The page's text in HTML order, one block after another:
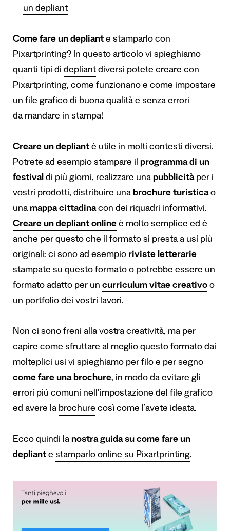
un depliant
Come fare un depliant e stamparlo con
Pixartprinting? In questo articolo vi spieghiamo
quanti tipi di depliantdiversi potete creare con
Pixartprinting, come funzionano e come impostare
un file grafico di buona qualità e senza errori
da mandare in stampa!
Creare un depliant è utile in molti contesti diversi.
Potrete ad esempio stampare il programma di un
festival di più giorni, realizzare una pubblicitàper i
vostri prodotti, distribuire una brochure turisticao
una mappa cittadinacon dei riquadri informativi.
Creare un depliant online è molto semplice ed è
anche per questo che il formato si presta a usi più
originali: ci sono ad esempio riviste letterarie
stampate su questo formato o potrebbe essere un
formato adatto per un curriculum vitae creativo o
un portfolio dei vostri lavori.
Non ci sono freni alla vostra creatività, ma per
capire come sfruttare al meglio questo formato dai
molteplici usi vi spieghiamo per filo e per segno
come fare una brochure, in modo da evitare gli
errori più comuni nell’impostazione del file grafico
ed avere la brochure così come l’avete ideata.
Ecco quindi la nostra guida su come fare un
depliant e stamparlo online su Pixartprinting.